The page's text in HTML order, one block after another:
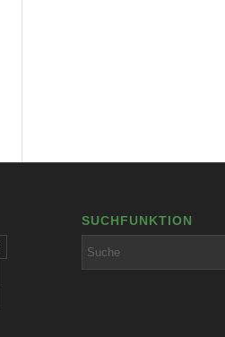
SUCHFUNKTION